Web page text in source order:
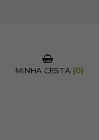
MINHA CESTA (0)